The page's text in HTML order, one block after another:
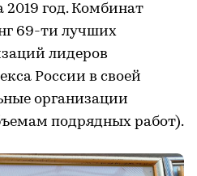
2019 год. Комбинат
69-ти лучших
лидеров
России в своей
организации
подрядных работ).